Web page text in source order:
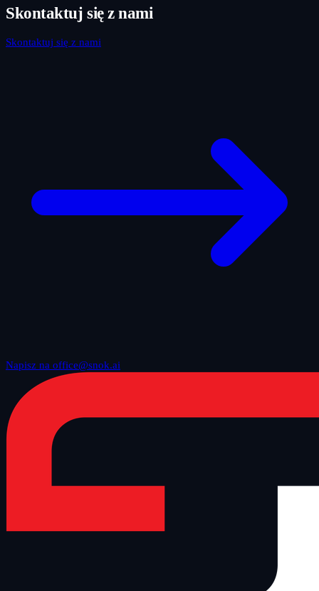
Skontaktuj się z nami
Skontaktuj się z nami
Napisz na office@snok.ai